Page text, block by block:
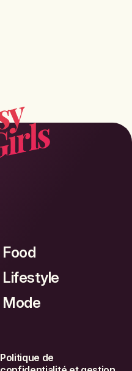
Food
Lifestyle
Mode
Politique de